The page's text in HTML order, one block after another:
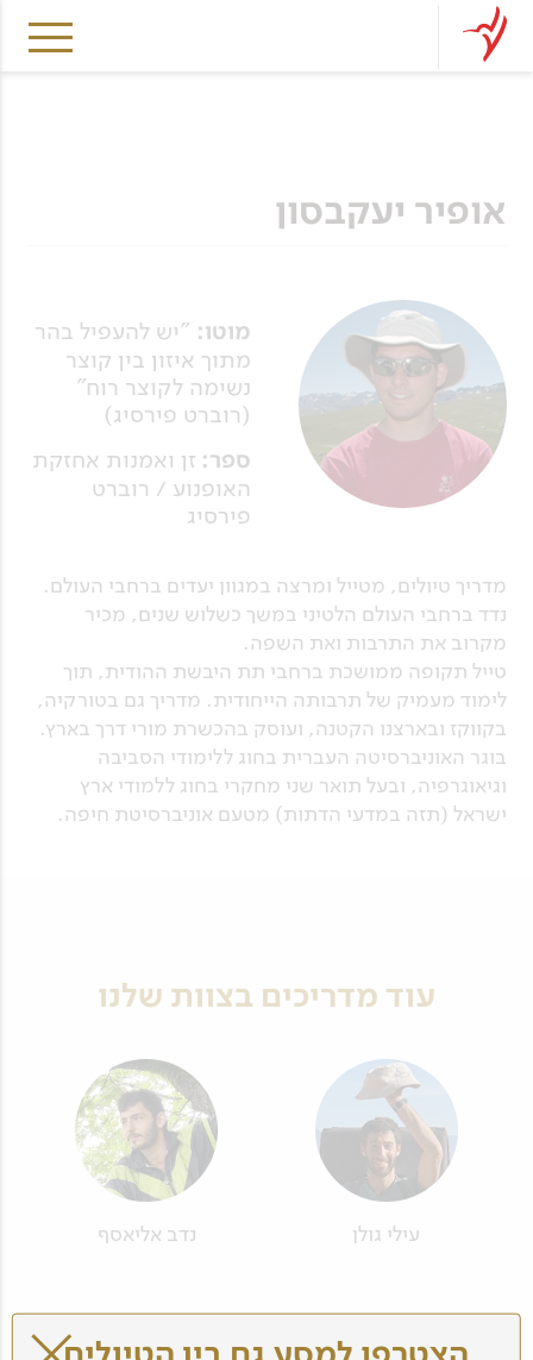
אופיר יעקבסון
מוטו: "יש להעפיל בהר
מתוך איזון בין קוצר
נשימה לקוצר רוח"
(רוברט פירסיג)
ספר: זן ואמנות אחזקת
האופנוע / רוברט
פירסיג
מדריך טיולים, מטייל ומרצה במגוון יעדים ברחבי העולם.
נדד ברחבי העולם הלטיני במשך כשלוש שנים, מכיר
מקרוב את התרבות ואת השפה.
טייל תקופה ממושכת ברחבי תת היבשת ההודית, תוך
לימוד מעמיק של תרבותה הייחודית. מדריך גם בטורקיה,
בקווקז ובארצנו הקטנה, ועוסק בהכשרת מורי דרך בארץ.
בוגר האוניברסיטה העברית בחוג ללימודי הסביבה
וגיאוגרפיה, ובעל תואר שני מחקרי בחוג ללמודי ארץ
ישראל (תזה במדעי הדתות) מטעם אוניברסיטת חיפה.
עוד מדריכים בצוות שלנו
עילי גולן נדב אליאסף